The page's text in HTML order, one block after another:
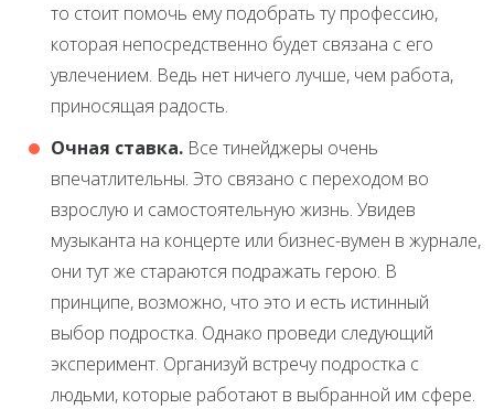
то стоит помочь ему подобрать ту профессию,
которая непосредственно будет связана с его
увлечением. Ведь нет ничего лучше, чем работа,
приносящая радость.
Очная ставка. Все тинейджеры очень
впечатлительны. Это связано с переходом во
взрослую и самостоятельную жизнь. Увидев
музыканта на концерте или бизнес-вумен в журнале,
они тут же стараются подражать герою. В
принципе, возможно, что это и есть истинный
выбор подростка. Однако проведи следующий
эксперимент. Организуй встречу подростка с
людьми, которые работают в выбранной им сфере.